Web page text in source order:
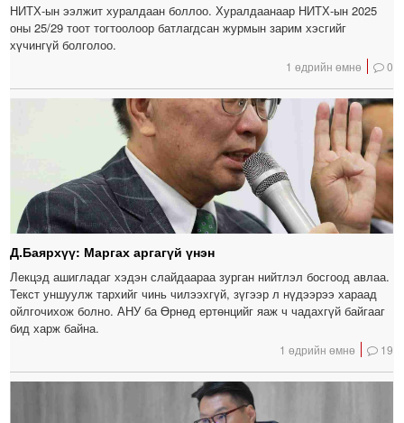
НИТХ-ын ээлжит хуралдаан боллоо. Хуралдаанаар НИТХ-ын 2025
оны 25/29 тоот тогтоолоор батлагдсан журмын зарим хэсгийг
хүчингүй болголоо.
1 өдрийн өмнө 0
Д.Баярхүү: Маргах аргагүй үнэн
Лекцэд ашигладаг хэдэн слайдаараа зурган нийтлэл босгоод авлаа.
Текст уншуулж тархийг чинь чилээхгүй, зүгээр л нүдээрээ хараад
ойлгочихож болно. АНУ ба Өрнөд ертөнцийг яаж ч чадахгүй байгааг
бид харж байна.
1 өдрийн өмнө 19